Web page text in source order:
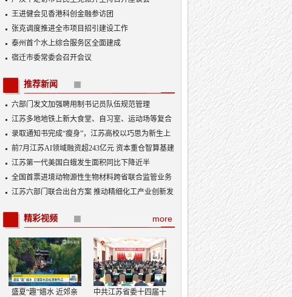
王进健会见香港科创金融参访团
张克调度推进全市项目招引建设工作
泰州首个水上综合服务区全面建成
宿迁市委常委会召开会议
推荐新闻
六部门发文加强聘用制书记员队伍规范管理
江苏多地地铁上新大食堂、自习室、运动场等复合
功能——从“客流通道”到“生活场景”
录取通知书完成“瘦身”，江苏高校以巧思为新生上
好入学第一课
前7月江苏AI领域融资超243亿元 资本重仓智算基建
AI产业底盘夯实
江苏第一代美国白蛾发生面积同比下降近半
全国首票进境动物源性生物材料跨省联合监管业务
落地
江苏六部门联合出台方案 推动精细化工产业创新发
more
精彩视频
盛夏“趣”嬉水 近郊亲
中共江苏省委十四届十